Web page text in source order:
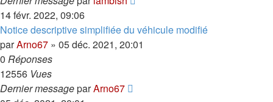
14 févr. 2022, 09:06
Notice descriptive simplifiée du véhicule modifié
parArno67 » 05 déc. 2021, 20:01
0 Réponses
12556 Vues
Dernier messageparArno67